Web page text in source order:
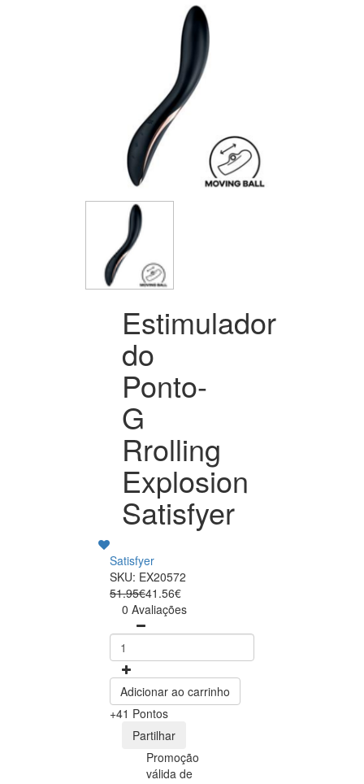
Estimulador
do
Ponto-
G
Rrolling
Explosion
Satisfyer
Satisfyer
SKU: EX20572
51.95€41.56€
0 Avaliações
Adicionar ao carrinho
+41 Pontos
Partilhar
Promoção
válida de